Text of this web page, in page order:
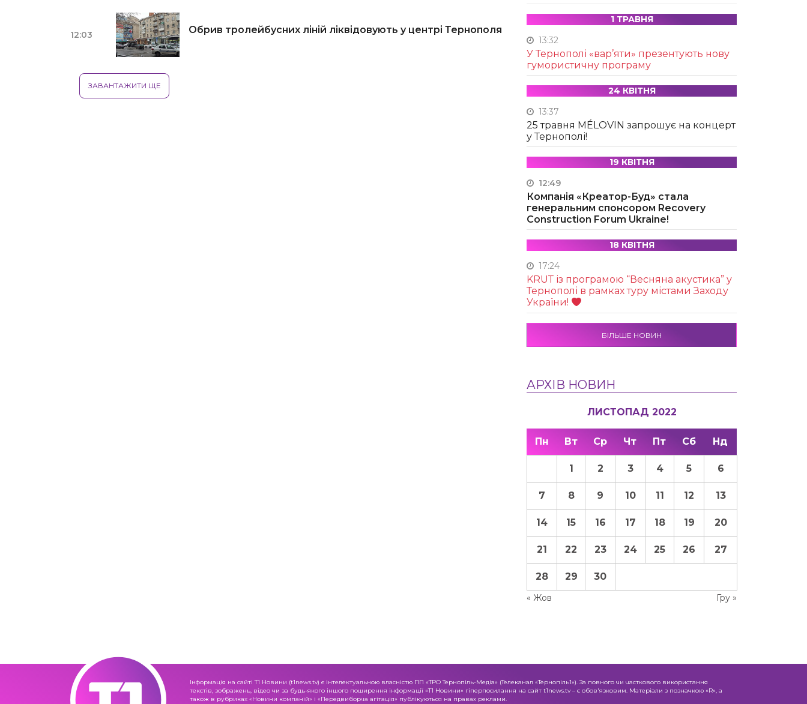
12:03 Обрив тролейбусних ліній ліквідовують у центрі Тернополя
ЗАВАНТАЖИТИ ЩЕ
1 ТРАВНЯ
13:32
У Тернополі «вар’яти» презентують нову
гумористичну програму
24 КВІТНЯ
13:37
25 травня MÉLOVIN запрошує на концерт
у Тернополі!
19 КВІТНЯ
12:49
Компанія «Креатор-Буд» стала
генеральним спонсором Recovery
Construction Forum Ukraine!
18 КВІТНЯ
17:24
KRUТ із програмою “Весняна акустика” у
Тернополі в рамках туру містами Заходу
України!
БІЛЬШЕ НОВИН
АРХІВ НОВИН
ЛИСТОПАД 2022
Пн Вт Ср Чт Пт Сб Нд
« Жов Гру »
1 2 3 4 5 6
7 8 9 10 11 12 13
14 15 16 17 18 19 20
21 22 23 24 25 26 27
28 29 30
Інформація на сайті Т1 Новини (t1news.tv) є інтелектуальною власністю ПП «ТРО Тернопіль-Медіа» (Телеканал «Тернопіль1»). За повного чи часткового використання
текстів, зображень, відео чи за будь-якого іншого поширення інформації «Т1 Новини» гіперпосилання на сайт t1news.tv – є обов'язковим. Матеріали з позначкою «R», а
також в рубриках «Новини компаній» і «Передвиборча агітація» публікуються на правах реклами.